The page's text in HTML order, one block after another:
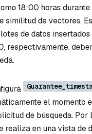
18:00 horas durante
similitud de vectores.
de datos
respectivamente,
el momento
de búsqueda. Por
realiza en una vista de